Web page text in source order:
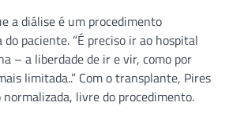
a diálise é um procedimento
paciente. “É preciso ir ao hospital
– a liberdade de ir e vir, como por
limitada..” Com o transplante, Pires
livre do procedimento.